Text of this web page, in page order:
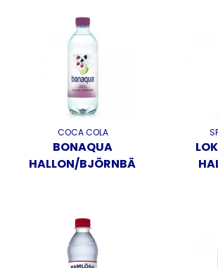
COCA COLA
BONAQUA
HALLON/BJÖRNBÄR